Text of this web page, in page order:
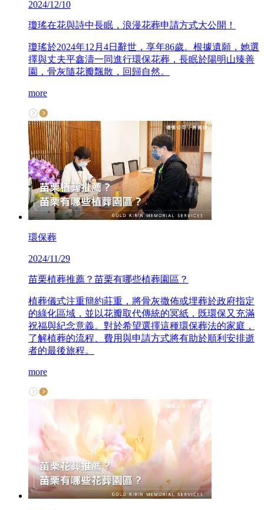
2024/12/10
瓊瑤在花與詩中長眠，浪漫花葬申請方式大公開！
瓊瑤於2024年12月4日辭世，享年86歲。根據遺願，她選
擇與丈夫平鑫濤一同進行環保花葬，長眠於陽明山臻善
園，骨灰隨花瓣飄散，回歸自然。
more
環保葬
2024/11/29
苗栗植葬推薦？苗栗有哪些植葬園區？
植葬儀式注重簡約莊重，將骨灰撒佈或埋葬於政府指定
的綠化區域，並以花瓣取代傳統的冥紙，既環保又充滿
祝福與紀念意義。對於希望選擇這種環保葬法的家庭，
了解植葬的流程、費用與申請方式將有助於順利安排逝
者的最後旅程。
more